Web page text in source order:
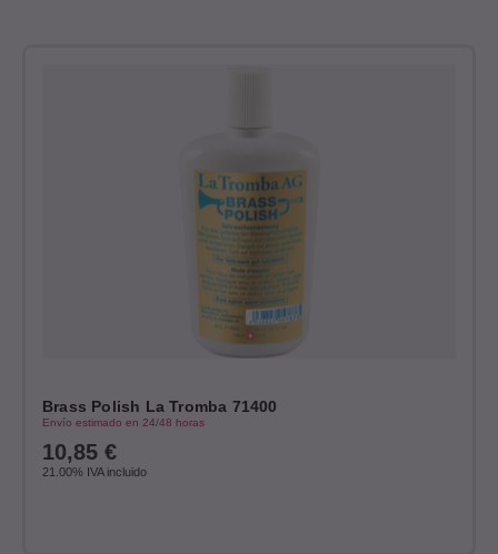
Brass Polish La Tromba 71400
Envío estimado en 24/48 horas
10,85 €
21.00% IVA incluido